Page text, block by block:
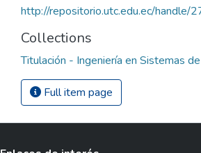
http://repositorio.utc.edu.ec/handle/
Collections
Titulación - Ingeniería en Sistemas
Full item page